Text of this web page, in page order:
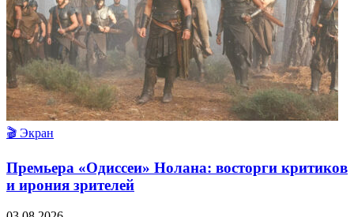
🎬 Экран
Премьера «Одиссеи» Нолана: восторги критиков
и ирония зрителей